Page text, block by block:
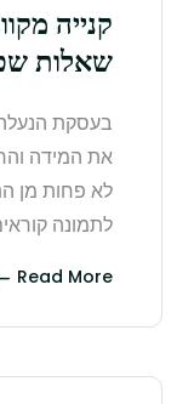
קנייה
שאלות
בעסקת הנעלה
את המידה
לא פחות מן
לתמונה
Read More